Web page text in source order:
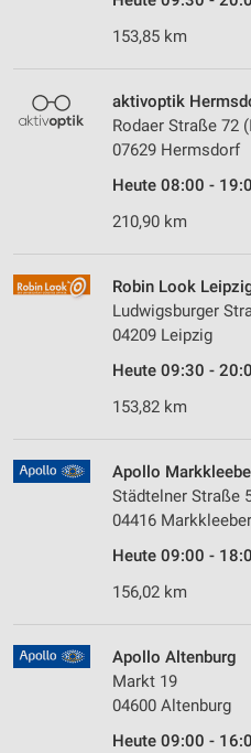
153,85 km
aktivoptik
Rodaer Straße 72
07629 Hermsdorf
Heute 08:00 -
210,90 km
Robin Look
Ludwigsburger
04209 Leipzig
Heute 09:30 -
153,82 km
Apollo
Städtelner Straße
04416
Heute 09:00 -
156,02 km
Apollo Altenburg
Markt 19
04600 Altenburg
Heute 09:00 -